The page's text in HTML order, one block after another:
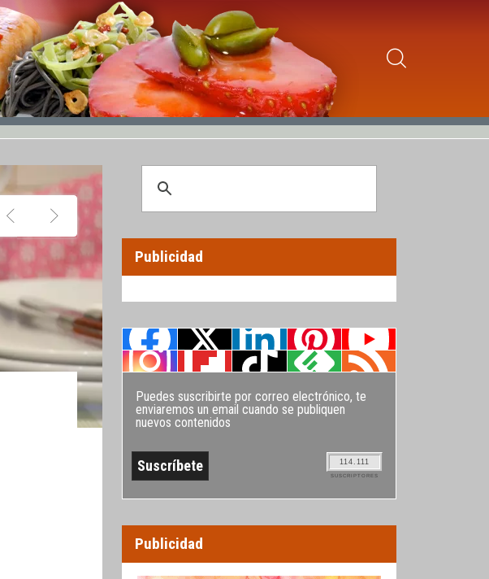
Publicidad
Puedes suscribirte por correo electrónico, te
enviaremos un email cuando se publiquen
nuevos contenidos
114.111
SUSCRIPTORES
Publicidad